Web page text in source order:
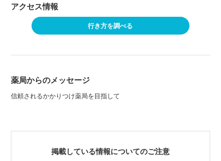
アクセス情報
行き方を調べる
薬局からのメッセージ
信頼されるかかりつけ薬局を目指して
掲載している情報についてのご注意